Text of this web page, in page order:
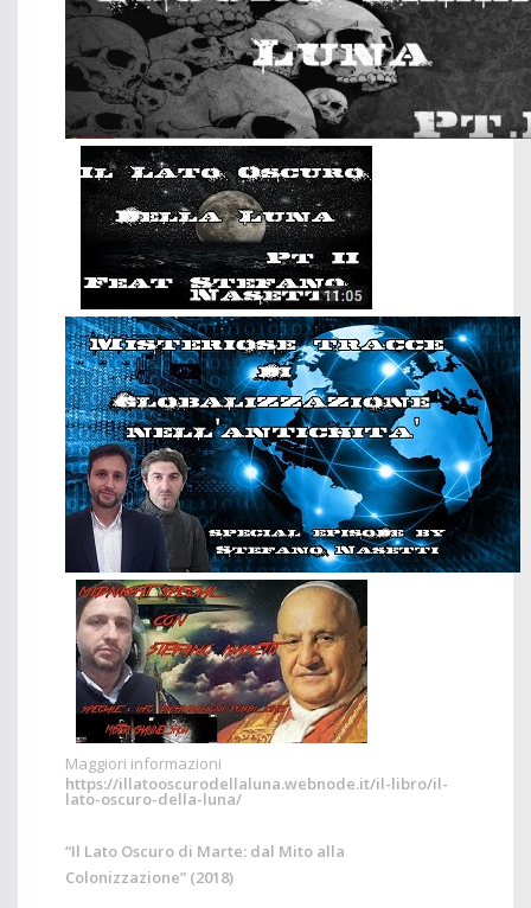
Maggiori informazioni
https://illatooscurodellaluna.webnode.it/il-libro/il-
lato-oscuro-della-luna/
“Il Lato Oscuro di Marte: dal Mito alla
Colonizzazione” (2018)